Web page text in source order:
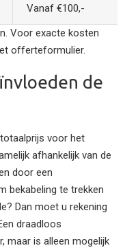
Vanaf €100,-
Voor exacte kosten
offerteformulier.
de
voor het
afhankelijk van de
door een
bekabeling te trekken
Dan moet u rekening
draadloos
maar is alleen mogelijk